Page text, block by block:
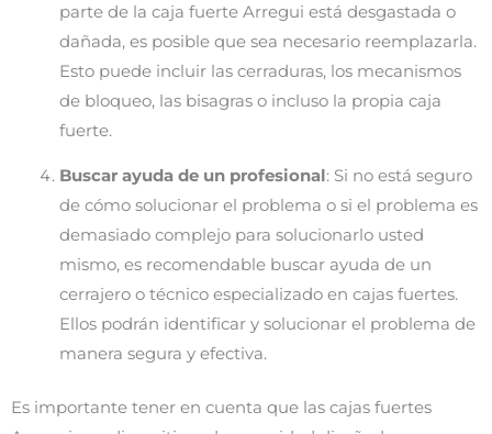
parte de la caja fuerte Arregui está desgastada o
dañada, es posible que sea necesario reemplazarla.
Esto puede incluir las cerraduras, los mecanismos
de bloqueo, las bisagras o incluso la propia caja
fuerte.
Buscar ayuda de un profesional: Si no está seguro
de cómo solucionar el problema o si el problema es
demasiado complejo para solucionarlo usted
mismo, es recomendable buscar ayuda de un
cerrajero o técnico especializado en cajas fuertes.
Ellos podrán identificar y solucionar el problema de
manera segura y efectiva.
Es importante tener en cuenta que las cajas fuertes